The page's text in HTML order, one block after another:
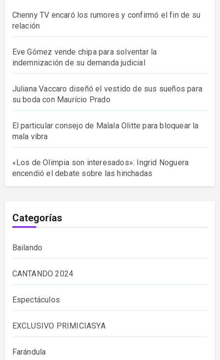
Chenny TV encaró los rumores y confirmó el fin de su
relación
Eve Gómez vende chipa para solventar la
indemnización de su demanda judicial
Juliana Vaccaro diseñó el vestido de sus sueños para
su boda con Maurício Prado
El particular consejo de Malala Olitte para bloquear la
mala vibra
«Los de Olimpia son interesados»: Ingrid Noguera
encendió el debate sobre las hinchadas
Categorías
Bailando
CANTANDO 2024
Espectáculos
EXCLUSIVO PRIMICIASYA
Farándula